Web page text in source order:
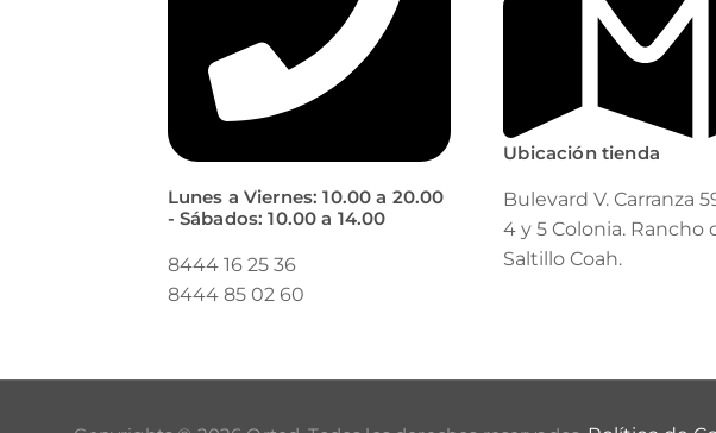
Lunes a Viernes: 10.00 a 20.00
- Sábados: 10.00 a 14.00
8444 16 25 36
8444 85 02 60
Ubicación tienda
Bulevard V. Carranza
4 y 5 Colonia. Rancho
Saltillo Coah.